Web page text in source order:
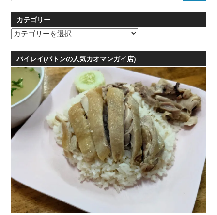
カテゴリー
カ
ゴ
ー
バイレイ(パトンの人気カオマンガイ店)